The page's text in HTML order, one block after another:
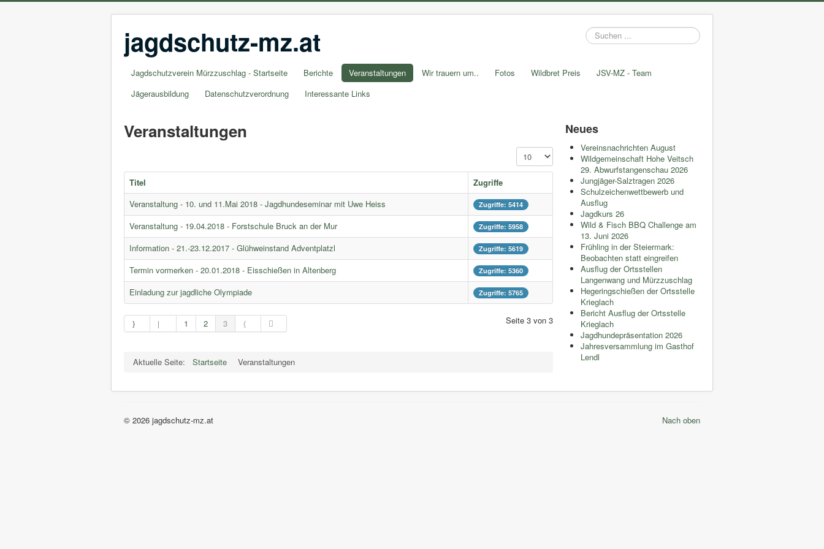
jagdschutz-mz.at
Suchen
...
Jagdschutzverein Mürzzuschlag - Startseite Berichte Veranstaltungen Wir trauern um.. Fotos Wildbret Preis
JSV-MZ - Team
Jägerausbildung
Datenschutzverordnung Interessante Links
Veranstaltungen
Anzeige #
Titel
Zugriffe
Veranstaltung - 10. und 11.Mai 2018 - Jagdhundeseminar mit Uwe Heiss
Zugriffe: 5414
Veranstaltung - 19.04.2018 - Forstschule Bruck an der Mur Zugriffe: 5958
Information - 21.-23.12.2017 - Glühweinstand Adventplatzl Zugriffe: 5619
Termin vormerken - 20.01.2018 - Eisschießen in Altenberg Zugriffe: 5360
Einladung zur jagdliche Olympiade Zugriffe: 5765
Seite 3 von 3
1 2 3
Aktuelle Seite: Startseite Veranstaltungen
Neues
Vereinsnachrichten August
Wildgemeinschaft Hohe Veitsch
29. Abwurfstangenschau 2026
Jungjäger-Salztragen 2026
Schulzeichenwettbewerb und
Ausflug
Jagdkurs 26
Wild & Fisch BBQ Challenge am
13. Juni 2026
Frühling in der Steiermark:
Beobachten statt eingreifen
Ausflug der Ortsstellen
Langenwang und Mürzzuschlag
Hegeringschießen der Ortsstelle
Krieglach
Bericht Ausflug der Ortsstelle
Krieglach
Jagdhundepräsentation 2026
Jahresversammlung im Gasthof
Lendl
Nach oben
© 2026 jagdschutz-mz.at